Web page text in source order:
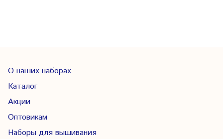
О наших наборах
Каталог
Акции
Оптовикам
Наборы для вышивания